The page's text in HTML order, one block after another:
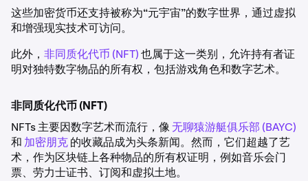
这些加密货币还支持被称为“元宇宙”的数字世界，通过虚拟
和增强现实技术可访问。
此外， 非同质化代币 (NFT)也属于这一类别，允许持有者证
明对独特数字物品的所有权，包括游戏角色和数字艺术。
非同质化代币 (NFT)
NFTs 主要因数字艺术而流行，像无聊猿游艇俱乐部 (BAYC)
和 加密朋克的收藏品成为头条新闻。然而，它们超越了艺
术，作为区块链上各种物品的所有权证明，例如音乐会门
票、劳力士证书、订阅和虚拟土地。